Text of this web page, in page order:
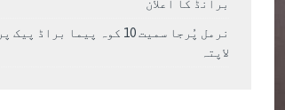
برانڈ کا اعلان
نرمل پُرجا سمیت 10 کوہ پیما براڈ پیک پر
لاپتہ